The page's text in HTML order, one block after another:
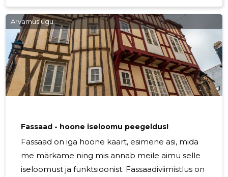
Arvamuslugu
Fassaad - hoone iseloomu peegeldus!
Fassaad on iga hoone kaart, esimene asi, mida
me märkame ning mis annab meile aimu selle
iseloomust ja funktsioonist. Fassaadiviimistlus on